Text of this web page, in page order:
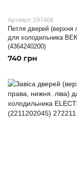
Артикул: 297406
Петля дверей (верхня
для холодильника
(4364240200)
740 грн